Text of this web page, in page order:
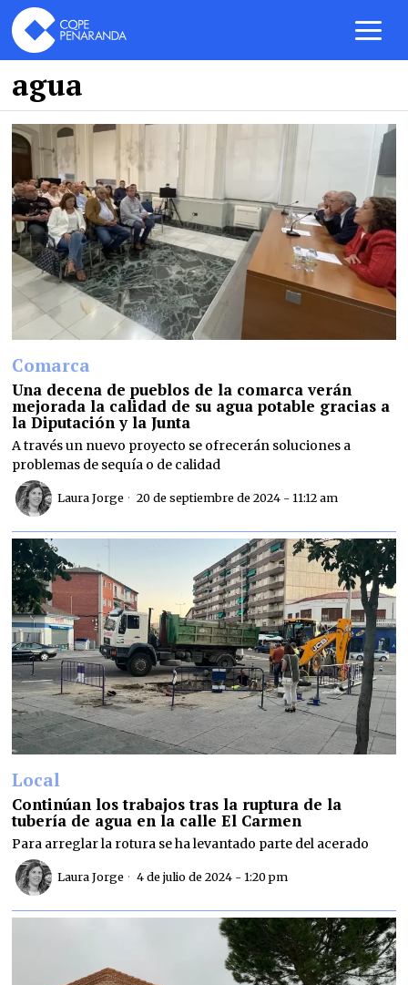
agua
Comarca
Una decena de pueblos de la comarca verán
mejorada la calidad de su agua potable gracias a
la Diputación y la Junta
A través un nuevo proyecto se ofrecerán soluciones a
problemas de sequía o de calidad
Laura Jorge 20 de septiembre de 2024 - 11:12 am
Local
Continúan los trabajos tras la ruptura de la
tubería de agua en la calle El Carmen
Para arreglar la rotura se ha levantado parte del acerado
Laura Jorge 4 de julio de 2024 - 1:20 pm